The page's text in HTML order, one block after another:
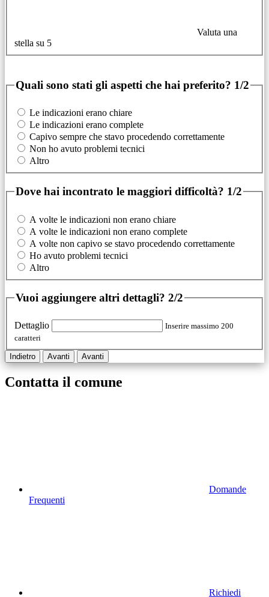
Valuta una
stella su 5
Quali sono stati gli aspetti che hai preferito? 1/2
Le indicazioni erano chiare
Le indicazioni erano complete
Capivo sempre che stavo procedendo correttamente
Non ho avuto problemi tecnici
Altro
Dove hai incontrato le maggiori difficoltà? 1/2
A volte le indicazioni non erano chiare
A volte le indicazioni non erano complete
A volte non capivo se stavo procedendo correttamente
Ho avuto problemi tecnici
Altro
Vuoi aggiungere altri dettagli? 2/2
Dettaglio
Inserire massimo 200
caratteri
Indietro Avanti Avanti
Contatta il comune
Domande
Frequenti
Richiedi